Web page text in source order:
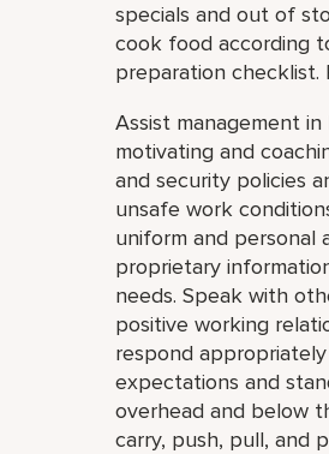
specials and out of
cook food according
preparation checklist.
Assist management
motivating and
and security policies
unsafe work
uniform and personal
proprietary
needs. Speak with
positive working
respond
expectations and
overhead and below
carry, push, pull, and